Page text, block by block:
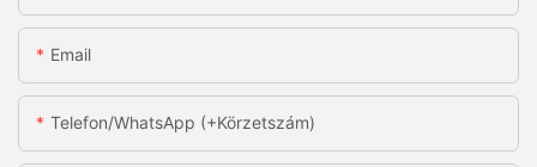
Email
Telefon/WhatsApp (+körzetszám)